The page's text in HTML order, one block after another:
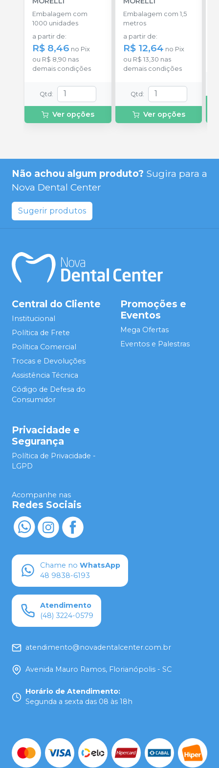
Embalagem com
1000 unidades
a partir de:
R$ 8,46 no Pix
ou R$ 8,90 nas
demais condições
Qtd :
Ver opções
Embalagem com 1,5
metros
a partir de:
R$ 12,64 no Pix
ou R$ 13,30 nas
demais condições
Qtd :
Ver opções
Não achou algum produto? Sugira para a
Nova Dental Center
Sugerir produtos
Central do Cliente
Institucional
Política de Frete
Política Comercial
Trocas e Devoluções
Assistência Técnica
Código de Defesa do
Consumidor
Promoções e
Eventos
Mega Ofertas
Eventos e Palestras
Privacidade e
Segurança
Política de Privacidade -
LGPD
Acompanhe nas
Redes Sociais
Chame no WhatsApp
48 9838-6193
Atendimento
(48) 3224-0579
atendimento@novadentalcenter.com.br
Avenida Mauro Ramos, Florianópolis - SC
Horário de Atendimento:
Segunda a sexta das 08 às 18h